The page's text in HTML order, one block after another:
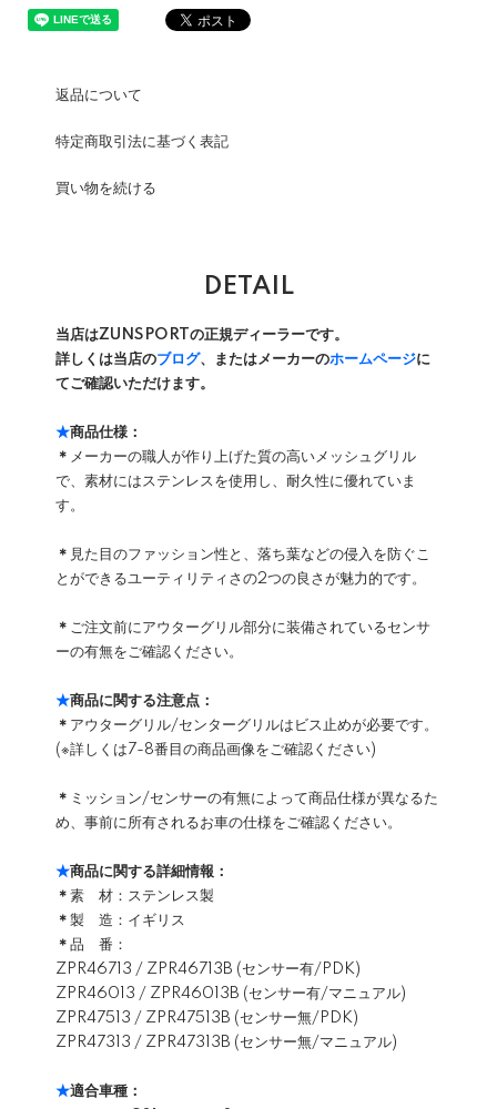
返品について
特定商取引法に基づく表記
買い物を続ける
DETAIL
当店はZUNSPORTの正規ディーラーです。
詳しくは当店のブログ、またはメーカーのホームページに
てご確認いただけます。
★商品仕様：
＊ メーカーの職人が作り上げた質の高いメッシュグリル
で、素材にはステンレスを使用し、耐久性に優れていま
す。
＊ 見た目のファッション性と、落ち葉などの侵入を防ぐこ
とができるユーティリティさの2つの良さが魅力的です。
＊ ご注文前にアウターグリル部分に装備されているセンサ
ーの有無をご確認ください。
★商品に関する注意点：
＊ アウターグリル/センターグリルはビス止めが必要です。
(※詳しくは7-8番目の商品画像をご確認ください)
＊ ミッション/センサーの有無によって商品仕様が異なるた
め、事前に所有されるお車の仕様をご確認ください。
★商品に関する詳細情報：
＊ 素 材：ステンレス製
＊ 製 造：イギリス
＊ 品 番：
ZPR46713 / ZPR46713B (センサー有/PDK)
ZPR46013 / ZPR46013B (センサー有/マニュアル)
ZPR47513 / ZPR47513B (センサー無/PDK)
ZPR47313 / ZPR47313B (センサー無/マニュアル)
★適合車種：